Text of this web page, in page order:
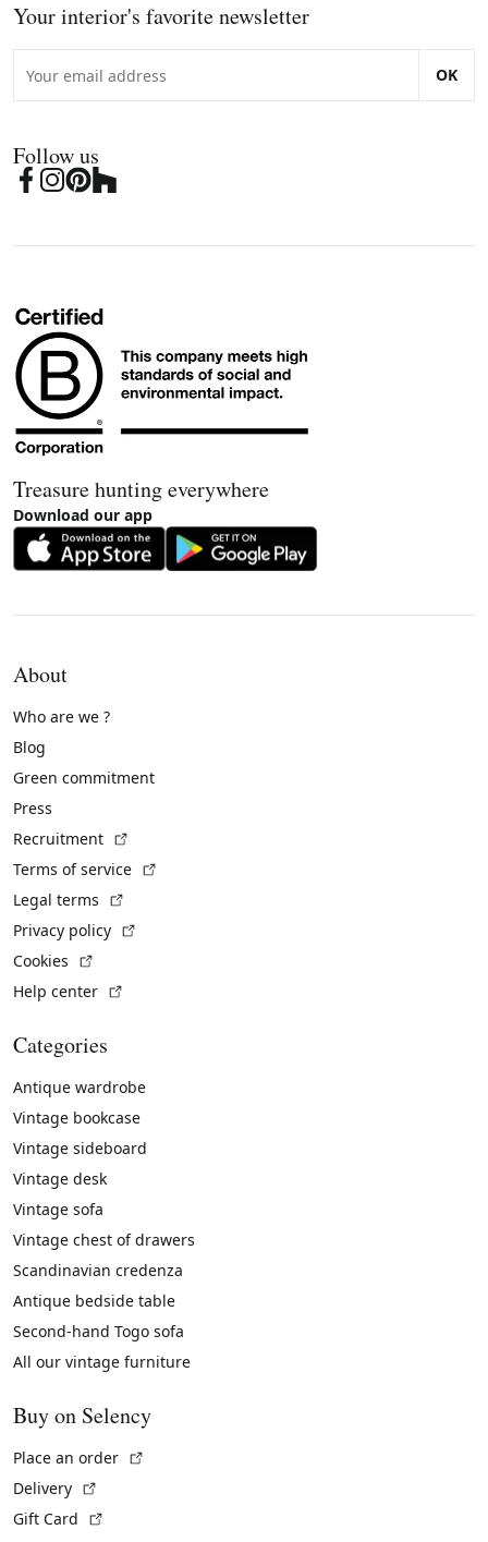
Your interior's favorite newsletter
OK
Follow us
Treasure hunting everywhere
Download our app
About
Who are we ?
Blog
Green commitment
Press
Recruitment
Terms of service
Legal terms
Privacy policy
Cookies
Help center
Categories
Antique wardrobe
Vintage bookcase
Vintage sideboard
Vintage desk
Vintage sofa
Vintage chest of drawers
Scandinavian credenza
Antique bedside table
Second-hand Togo sofa
All our vintage furniture
Buy on Selency
Place an order
Delivery
Gift Card